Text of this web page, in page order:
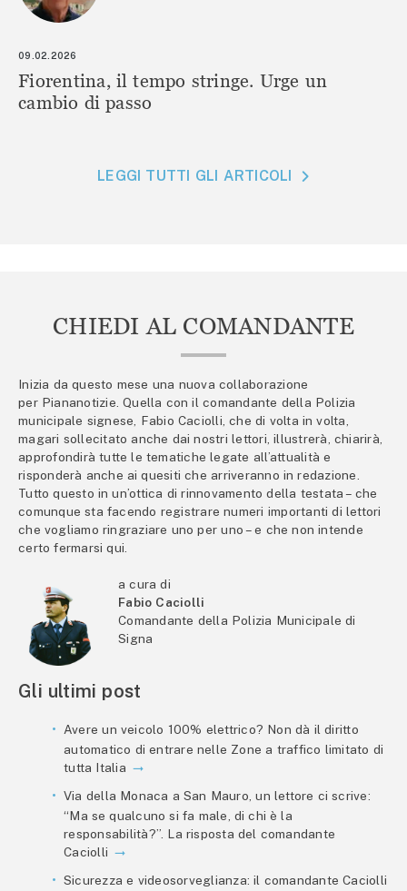
09.02.2026
Fiorentina, il tempo stringe. Urge un
cambio di passo
LEGGI TUTTI GLI ARTICOLI
CHIEDI AL COMANDANTE
Inizia da questo mese una nuova collaborazione
per Piananotizie. Quella con il comandante della Polizia
municipale signese, Fabio Caciolli, che di volta in volta,
magari sollecitato anche dai nostri lettori, illustrerà, chiarirà,
approfondirà tutte le tematiche legate all’attualità e
risponderà anche ai quesiti che arriveranno in redazione.
Tutto questo in un’ottica di rinnovamento della testata – che
comunque sta facendo registrare numeri importanti di lettori
che vogliamo ringraziare uno per uno – e che non intende
certo fermarsi qui.
a cura di
Fabio Caciolli
Comandante della Polizia Municipale di
Signa
Gli ultimi post
Avere un veicolo 100% elettrico? Non dà il diritto
automatico di entrare nelle Zone a traffico limitato di
tutta Italia
Via della Monaca a San Mauro, un lettore ci scrive:
“Ma se qualcuno si fa male, di chi è la
responsabilità?”. La risposta del comandante
Caciolli
Sicurezza e videosorveglianza: il comandante Caciolli